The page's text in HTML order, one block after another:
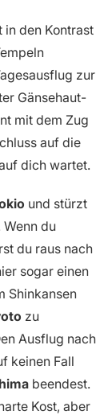
in den Kontrast
zur
Gänsehaut-
mit dem Zug
auf die
dich wartet.
und stürzt
du
du raus nach
sogar einen
Shinkansen
zu
Ausflug nach
keinen Fall
beendest.
Kost, aber